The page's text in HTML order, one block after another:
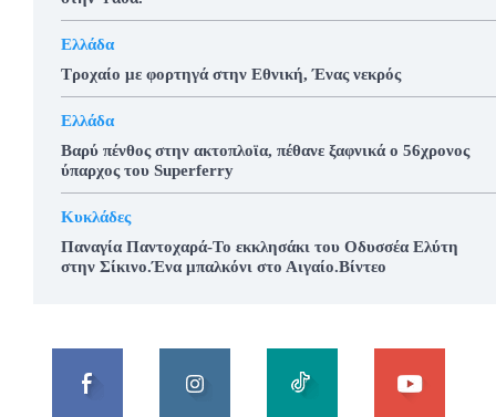
Ελλάδα
Τροχαίο με φορτηγά στην Εθνική, Ένας νεκρός
Ελλάδα
Βαρύ πένθος στην ακτοπλοϊα, πέθανε ξαφνικά ο 56χρονος
ύπαρχος του Superferry
Κυκλάδες
Παναγία Παντοχαρά-Το εκκλησάκι του Οδυσσέα Ελύτη
στην Σίκινο.Ένα μπαλκόνι στο Αιγαίο.Βίντεο